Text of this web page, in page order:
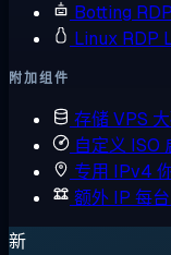
Botting RDP
Linux RDP
附加组件
存储 VPS
自定义 ISO
专用 IPv4
额外 IP 每
新